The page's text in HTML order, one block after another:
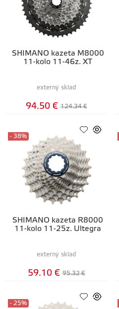
SHIMANO kazeta M8000
11-kolo 11-46z. XT
externý sklad
94.50 € 124.34 €
SHIMANO kazeta R8000
11-kolo 11-25z. Ultegra
- 38%
externý sklad
59.10 € 95.32 €
- 25%